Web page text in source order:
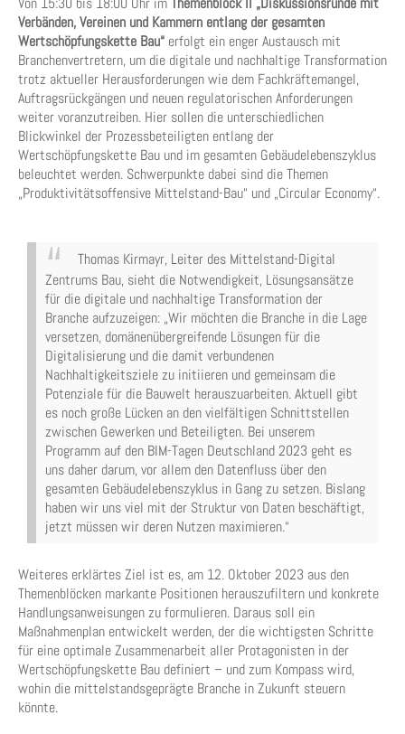
Verbänden, Vereinen und Kammern entlang der gesamten
Wertschöpfungskette Bau“ erfolgt ein enger Austausch mit
Branchenvertretern, um die digitale und nachhaltige Transformation
trotz aktueller Herausforderungen wie dem Fachkräftemangel,
Auftragsrückgängen und neuen regulatorischen Anforderungen
weiter voranzutreiben. Hier sollen die unterschiedlichen
Blickwinkel der Prozessbeteiligten entlang der
Wertschöpfungskette Bau und im gesamten Gebäudelebenszyklus
beleuchtet werden. Schwerpunkte dabei sind die Themen
„Produktivitätsoffensive Mittelstand-Bau“ und „Circular Economy“.
Thomas Kirmayr, Leiter des Mittelstand-Digital
Zentrums Bau, sieht die Notwendigkeit, Lösungsansätze
für die digitale und nachhaltige Transformation der
Branche aufzuzeigen: „Wir möchten die Branche in die Lage
versetzen, domänenübergreifende Lösungen für die
Digitalisierung und die damit verbundenen
Nachhaltigkeitsziele zu initiieren und gemeinsam die
Potenziale für die Bauwelt herauszuarbeiten. Aktuell gibt
es noch große Lücken an den vielfältigen Schnittstellen
zwischen Gewerken und Beteiligten. Bei unserem
Programm auf den BIM-Tagen Deutschland 2023 geht es
uns daher darum, vor allem den Datenfluss über den
gesamten Gebäudelebenszyklus in Gang zu setzen. Bislang
haben wir uns viel mit der Struktur von Daten beschäftigt,
jetzt müssen wir deren Nutzen maximieren.“
Weiteres erklärtes Ziel ist es, am 12. Oktober 2023 aus den
Themenblöcken markante Positionen herauszufiltern und konkrete
Handlungsanweisungen zu formulieren. Daraus soll ein
Maßnahmenplan entwickelt werden, der die wichtigsten Schritte
für eine optimale Zusammenarbeit aller Protagonisten in der
Wertschöpfungskette Bau definiert – und zum Kompass wird,
wohin die mittelstandsgeprägte Branche in Zukunft steuern
könnte.